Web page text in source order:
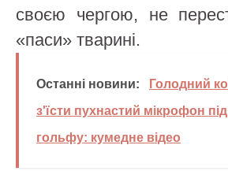
своєю чергою, не
«паси» тварині.
Останні новини:
Голодний
з'їсти пухнастий мікрофон
гольфу: кумедне відео